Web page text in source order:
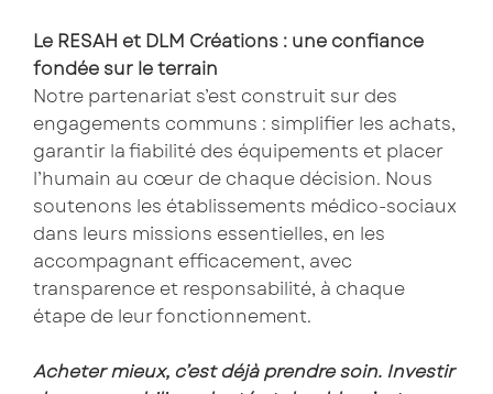
Le RESAH et DLM Créations : une confiance
fondée sur le terrain
Notre partenariat s’est construit sur des
engagements communs : simplifier les achats,
garantir la fiabilité des équipements et placer
l’humain au cœur de chaque décision. Nous
soutenons les établissements médico-sociaux
dans leurs missions essentielles, en les
accompagnant efficacement, avec
transparence et responsabilité, à chaque
étape de leur fonctionnement.
Acheter mieux, c’est déjà prendre soin. Investir